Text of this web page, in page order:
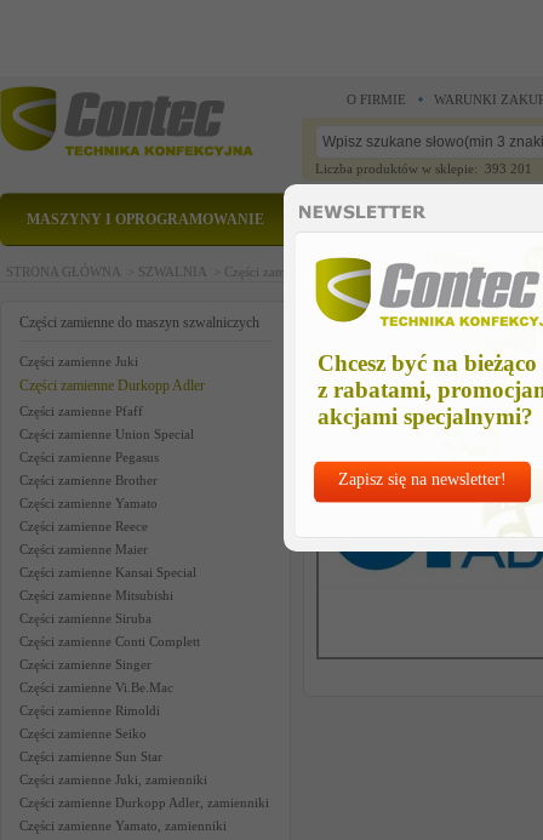
Chcesz być na bieżąco
z rabatami,
akcjami specjalnymi?
Zapisz się na newsletter!
O FIRMIE WARUNKI
Liczba produktów w sklepie: 393 201
MASZYNY I OPROGRAMOWANIE CZĘŚCI ZAMIENNE
STRONA GŁÓWNA > SZWALNIA > Części zamienne do maszyn szwalniczych >Części
Części zamienne do maszyn szwalniczych
Części zamienne Juki
Części zamienne Durkopp Adler
Części zamienne Pfaff
Części zamienne Union Special
Części zamienne Pegasus
Części zamienne Brother
Części zamienne Yamato
Części zamienne Reece
Części zamienne Maier
Części zamienne Kansai Special
Części zamienne Mitsubishi
Części zamienne Siruba
Części zamienne Conti Complett
Części zamienne Singer
Części zamienne Vi.Be.Mac
Części zamienne Rimoldi
Części zamienne Seiko
Części zamienne Sun Star
Części zamienne Juki, zamienniki
Części zamienne Durkopp Adler, zamienniki
Części zamienne Yamato, zamienniki
set-ring, adjusting